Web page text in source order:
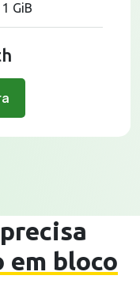
GiB
em bloco